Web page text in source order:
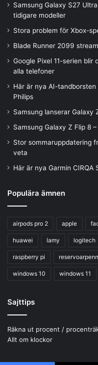
Samsung Galaxy S27
tidigare modeller
Stora problem för Xbox-
Blade Runner 2099
Google Pixel 11-serien
alla telefoner
Här är nya AI-
Philips
Samsung lanserar Galaxy
Samsung Galaxy Z Flip 8
Stor sommaruppdatering
veta
Här är nya Garmin CIRQA
Populära ämnen
airpods pro 2 apple
huawei lamy logitech
raspberry pi
windows 10 windows 11
Sajttips
Räkna ut procent /
Allt om klockor